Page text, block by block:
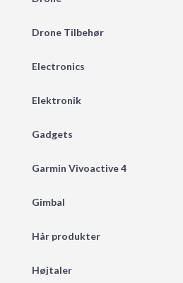
Drone Tilbehør
Electronics
Elektronik
Gadgets
Garmin Vivoactive 4
Gimbal
Hår produkter
Højtaler